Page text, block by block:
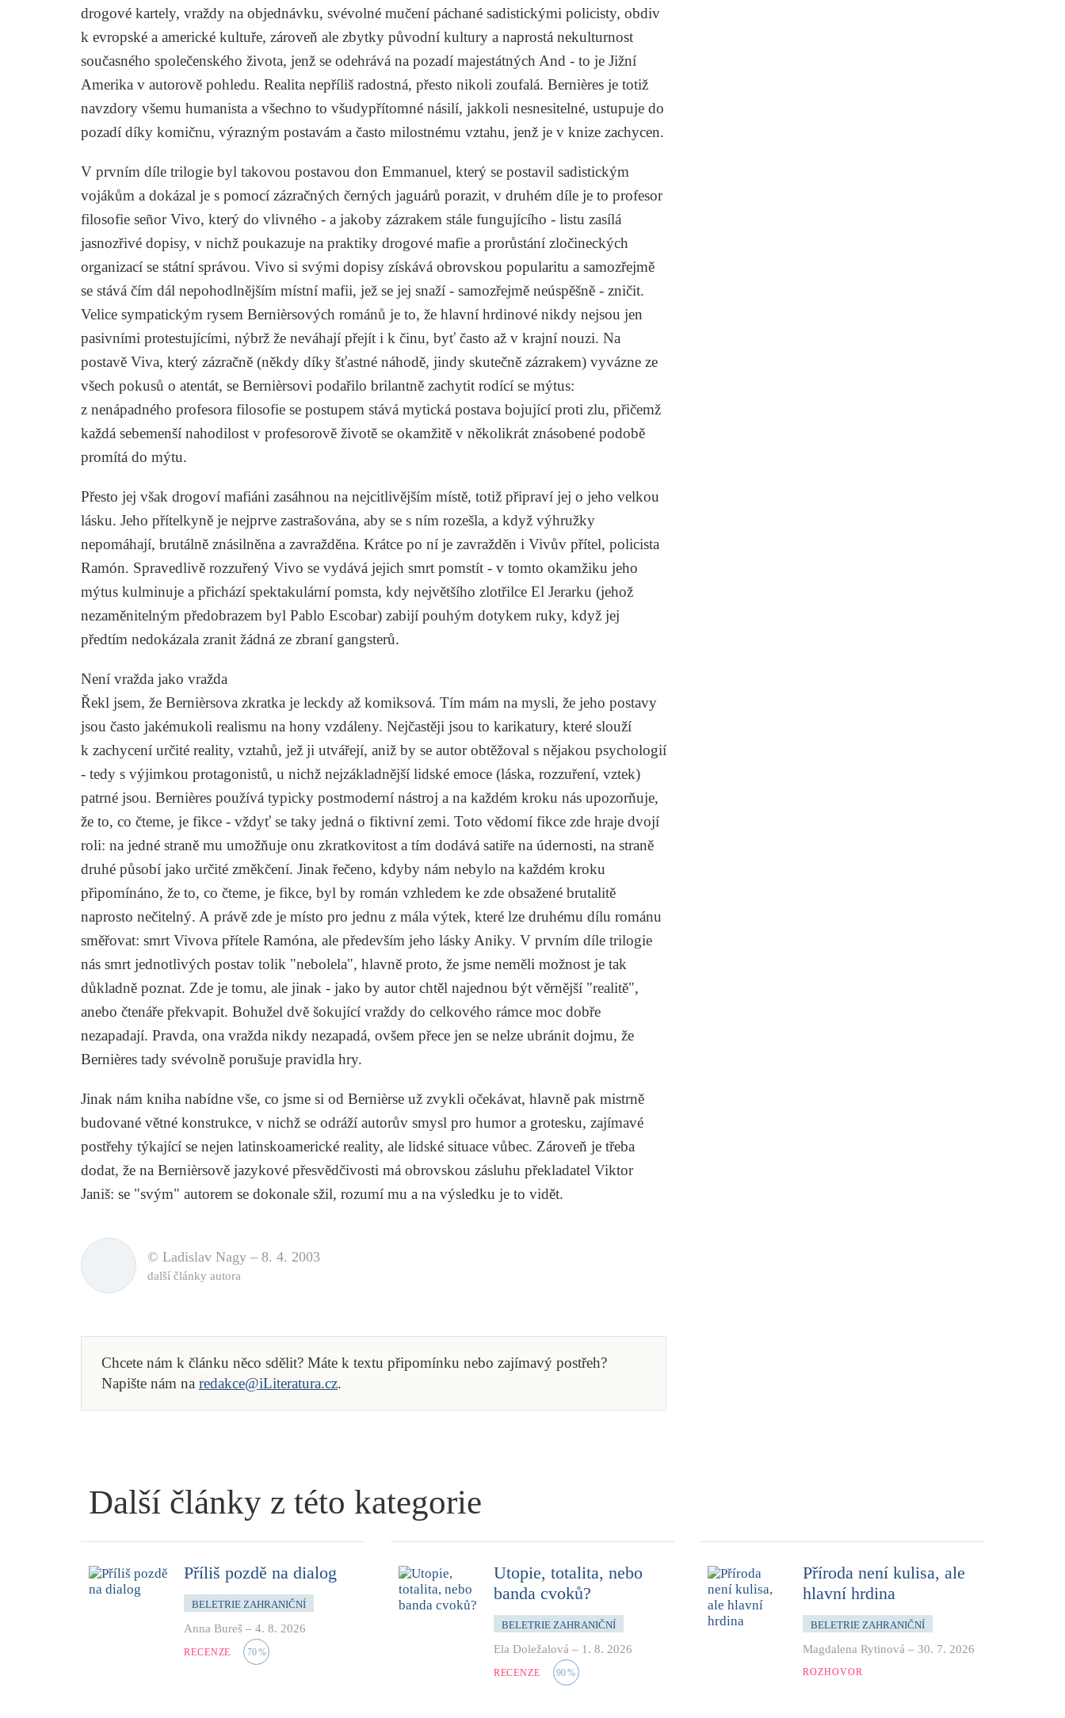
drogové kartely, vraždy na objednávku, svévolné mučení páchané sadistickými policisty, obdiv
k evropské a americké kultuře, zároveň ale zbytky původní kultury a naprostá nekulturnost
současného společenského života, jenž se odehrává na pozadí majestátných And - to je Jižní
Amerika v autorově pohledu. Realita nepříliš radostná, přesto nikoli zoufalá. Bernières je totiž
navzdory všemu humanista a všechno to všudypřítomné násilí, jakkoli nesnesitelné, ustupuje do
pozadí díky komičnu, výrazným postavám a často milostnému vztahu, jenž je v knize zachycen.
V prvním díle trilogie byl takovou postavou don Emmanuel, který se postavil sadistickým
vojákům a dokázal je s pomocí zázračných černých jaguárů porazit, v druhém díle je to profesor
filosofie señor Vivo, který do vlivného - a jakoby zázrakem stále fungujícího - listu zasílá
jasnozřivé dopisy, v nichž poukazuje na praktiky drogové mafie a prorůstání zločineckých
organizací se státní správou. Vivo si svými dopisy získává obrovskou popularitu a samozřejmě
se stává čím dál nepohodlnějším místní mafii, jež se jej snaží - samozřejmě neúspěšně - zničit.
Velice sympatickým rysem Bernièrsových románů je to, že hlavní hrdinové nikdy nejsou jen
pasivními protestujícími, nýbrž že neváhají přejít i k činu, byť často až v krajní nouzi. Na
postavě Viva, který zázračně (někdy díky šťastné náhodě, jindy skutečně zázrakem) vyvázne ze
všech pokusů o atentát, se Bernièrsovi podařilo brilantně zachytit rodící se mýtus:
z nenápadného profesora filosofie se postupem stává mytická postava bojující proti zlu, přičemž
každá sebemenší nahodilost v profesorově životě se okamžitě v několikrát znásobené podobě
promítá do mýtu.
Přesto jej však drogoví mafiáni zasáhnou na nejcitlivějším místě, totiž připraví jej o jeho velkou
lásku. Jeho přítelkyně je nejprve zastrašována, aby se s ním rozešla, a když výhružky
nepomáhají, brutálně znásilněna a zavražděna. Krátce po ní je zavražděn i Vivův přítel, policista
Ramón. Spravedlivě rozzuřený Vivo se vydává jejich smrt pomstít - v tomto okamžiku jeho
mýtus kulminuje a přichází spektakulární pomsta, kdy největšího zlotřilce El Jerarku (jehož
nezaměnitelným předobrazem byl Pablo Escobar) zabijí pouhým dotykem ruky, když jej
předtím nedokázala zranit žádná ze zbraní gangsterů.
Není vražda jako vražda
Řekl jsem, že Bernièrsova zkratka je leckdy až komiksová. Tím mám na mysli, že jeho postavy
jsou často jakémukoli realismu na hony vzdáleny. Nejčastěji jsou to karikatury, které slouží
k zachycení určité reality, vztahů, jež ji utvářejí, aniž by se autor obtěžoval s nějakou psychologií
- tedy s výjimkou protagonistů, u nichž nejzákladnější lidské emoce (láska, rozzuření, vztek)
patrné jsou. Bernières používá typicky postmoderní nástroj a na každém kroku nás upozorňuje,
že to, co čteme, je fikce - vždyť se taky jedná o fiktivní zemi. Toto vědomí fikce zde hraje dvojí
roli: na jedné straně mu umožňuje onu zkratkovitost a tím dodává satiře na údernosti, na straně
druhé působí jako určité změkčení. Jinak řečeno, kdyby nám nebylo na každém kroku
připomínáno, že to, co čteme, je fikce, byl by román vzhledem ke zde obsažené brutalitě
naprosto nečitelný. A právě zde je místo pro jednu z mála výtek, které lze druhému dílu románu
směřovat: smrt Vivova přítele Ramóna, ale především jeho lásky Aniky. V prvním díle trilogie
nás smrt jednotlivých postav tolik "nebolela", hlavně proto, že jsme neměli možnost je tak
důkladně poznat. Zde je tomu, ale jinak - jako by autor chtěl najednou být věrnější "realitě",
anebo čtenáře překvapit. Bohužel dvě šokující vraždy do celkového rámce moc dobře
nezapadají. Pravda, ona vražda nikdy nezapadá, ovšem přece jen se nelze ubránit dojmu, že
Bernières tady svévolně porušuje pravidla hry.
Jinak nám kniha nabídne vše, co jsme si od Bernièrse už zvykli očekávat, hlavně pak mistrně
budované větné konstrukce, v nichž se odráží autorův smysl pro humor a grotesku, zajímavé
postřehy týkající se nejen latinskoamerické reality, ale lidské situace vůbec. Zároveň je třeba
dodat, že na Bernièrsově jazykové přesvědčivosti má obrovskou zásluhu překladatel Viktor
Janiš: se "svým" autorem se dokonale sžil, rozumí mu a na výsledku je to vidět.
© Ladislav Nagy – 8. 4. 2003
další články autora
Chcete nám k článku něco sdělit? Máte k textu připomínku nebo zajímavý postřeh?
Napište nám na redakce@iLiteratura.cz.
Další články z této kategorie
Příliš pozdě na dialog
BELETRIE ZAHRANIČNÍ
Anna Bureš – 4. 8. 2026
RECENZE 70%
Utopie, totalita, nebo
banda cvoků?
BELETRIE ZAHRANIČNÍ
Ela Doležalová – 1. 8. 2026
RECENZE 90%
Příroda není kulisa, ale
hlavní hrdina
BELETRIE ZAHRANIČNÍ
Magdalena Rytinová –30. 7. 2026
ROZHOVOR